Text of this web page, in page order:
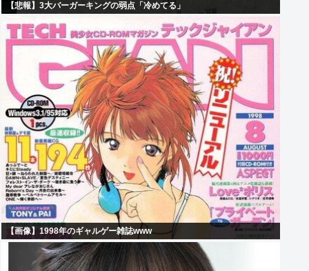
【悲報】3大バーガーキングの弱点「冷めてる」
【画像】1998年のギャルゲー雑誌www